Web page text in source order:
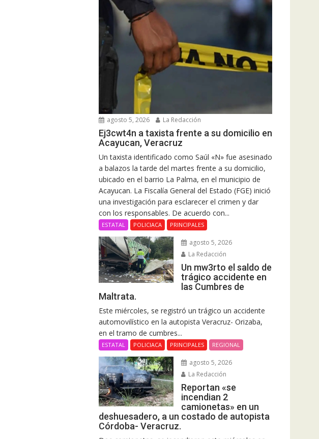
agosto 5, 2026 La Redacción
Ej3cwt4n a taxista frente a su domicilio en
Acayucan, Veracruz
Un taxista identificado como Saúl «N» fue asesinado
a balazos la tarde del martes frente a su domicilio,
ubicado en el barrio La Palma, en el municipio de
Acayucan. La Fiscalía General del Estado (FGE) inició
una investigación para esclarecer el crimen y dar
con los responsables. De acuerdo con...
ESTATAL POLICIACA PRINCIPALES
agosto 5, 2026
La Redacción
Un mw3rto el saldo de
trágico accidente en
las Cumbres de
Maltrata.
Este miércoles, se registró un trágico un accidente
automovilístico en la autopista Veracruz- Orizaba,
en el tramo de cumbres...
ESTATAL POLICIACA PRINCIPALES REGIONAL
agosto 5, 2026
La Redacción
Reportan «se
incendian 2
camionetas» en un
deshuesadero, a un costado de autopista
Córdoba- Veracruz.